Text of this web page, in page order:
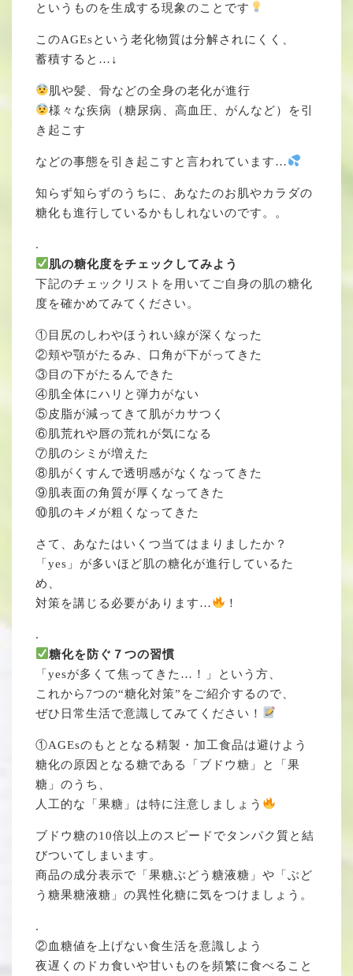
というものを生成する現象のことです
このAGEsという老化物質は分解されにくく、
蓄積すると…↓
肌や髪、骨などの全身の老化が進行
様々な疾病（糖尿病、高血圧、がんなど）を引
き起こす
などの事態を引き起こすと言われています…
知らず知らずのうちに、あなたのお肌やカラダの
糖化も進行しているかもしれないのです。。
.
肌の糖化度をチェックしてみよう
下記のチェックリストを用いてご自身の肌の糖化
度を確かめてみてください。
①目尻のしわやほうれい線が深くなった
②頬や顎がたるみ、口角が下がってきた
③目の下がたるんできた
④肌全体にハリと弾力がない
⑤皮脂が減ってきて肌がカサつく
⑥肌荒れや唇の荒れが気になる
⑦肌のシミが増えた
⑧肌がくすんで透明感がなくなってきた
⑨肌表面の角質が厚くなってきた
⑩肌のキメが粗くなってきた
さて、あなたはいくつ当てはまりましたか？
「yes」が多いほど肌の糖化が進行しているた
め、
対策を講じる必要があります…
！
.
糖化を防ぐ７つの習慣
「yesが多くて焦ってきた…！」という方、
これから7つの“糖化対策”をご紹介するので、
ぜひ日常生活で意識してみてください！
①AGEsのもととなる精製・加工食品は避けよう
糖化の原因となる糖である「ブドウ糖」と「果
糖」のうち、
人工的な「果糖」は特に注意しましょう
ブドウ糖の10倍以上のスピードでタンパク質と結
びついてしまいます。
商品の成分表示で「果糖ぶどう糖液糖」や「ぶど
う糖果糖液糖」の異性化糖に気をつけましょう。
.
②血糖値を上げない食生活を意識しよう
夜遅くのドカ食いや甘いものを頻繁に食べること